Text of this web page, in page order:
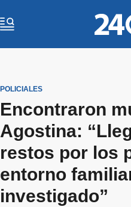
POLICIALES
Encontraron
Agostina:
restos por los
entorno
investigado”